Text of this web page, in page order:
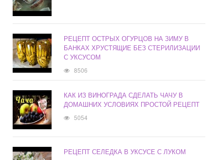
РЕЦЕПТ ОСТРЫХ ОГУРЦОВ НА ЗИМУ В
БАНКАХ ХРУСТЯЩИЕ БЕЗ СТЕРИЛИЗАЦИИ
С УКСУСОМ
8506
КАК ИЗ ВИНОГРАДА СДЕЛАТЬ ЧАЧУ В
ДОМАШНИХ УСЛОВИЯХ ПРОСТОЙ РЕЦЕПТ
5054
РЕЦЕПТ СЕЛЕДКА В УКСУСЕ С ЛУКОМ